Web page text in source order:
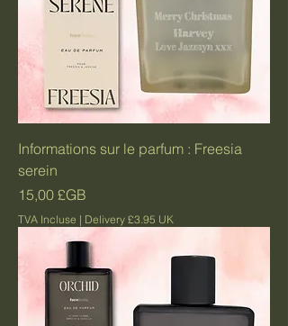
Informations sur le parfum : Freesia
serein
Prix
15,00 £GB
TVA Incluse | Delivery £3.95 UK